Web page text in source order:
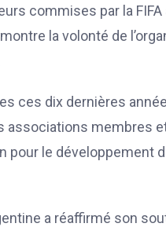
commises par la
la volonté de
ces dix dernières
associations membres
le développement
a réaffirmé son